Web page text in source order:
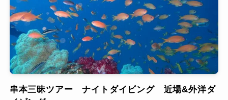
串本三昧ツアー ナイトダイビング 近場&外洋ダ